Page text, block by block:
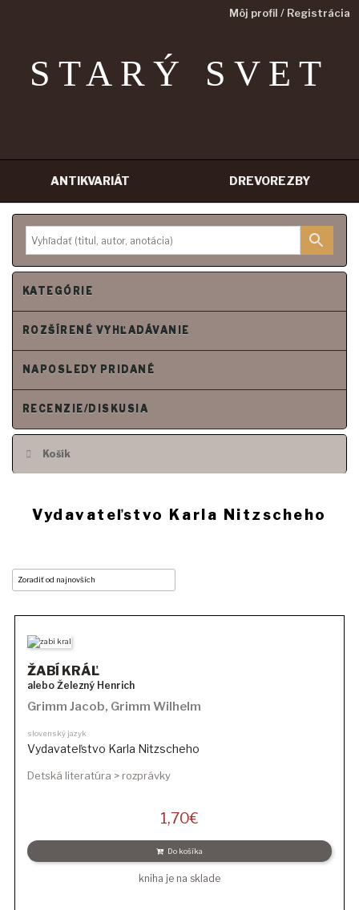
Môj profil / Registrácia
STARÝ SVET
ANTIKVARIÁT DREVOREZBY
na
KATEGÓRIE
ROZŠÍRENÉ VYHĽADÁVANIE
NAPOSLEDY PRIDANÉ
RECENZIE/DISKUSIA
Košík
Vydavateľstvo Karla Nitzscheho
ŽABÍ KRÁĽ
alebo Železný Henrich
Grimm Jacob, Grimm Wilhelm
slovenský jazyk
Vydavateľstvo Karla Nitzscheho
Detská literatúra > rozprávky
1,70€
Do košíka
kniha je na sklade